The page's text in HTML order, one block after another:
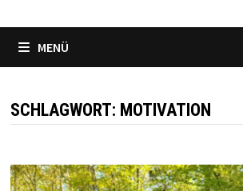
MENÜ
SCHLAGWORT: MOTIVATION